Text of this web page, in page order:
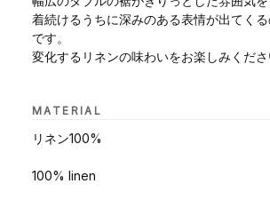
着続けるうちに深みのある表情が出てく
です。
変化するリネンの味わいをお楽しみくださ
MATERIAL
リネン100%
100% linen